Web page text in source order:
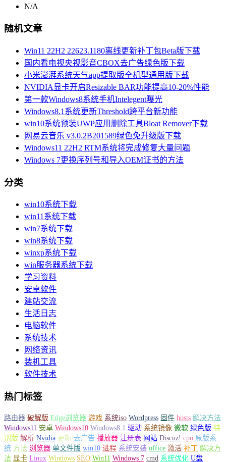
N/A
随机文章
Win11 22H2 22623.1180离线更新补丁包Beta版下载
国内看电视央视影音CBOX去广告绿色版下载
小米澎湃系统天气app提取版全机型通用版下载
NVIDIA显卡开启Resizable BAR功能提高10-20%性能
第一款Windows8系统手机Intelegent曝光
Windows8.1系统更新Threshold跨平台新功能
win10系统预装UWP应用删除工具Bloat Remover下载
网易云音乐 v3.0.2B201589绿色免升级版下载
Windows11 22H2 RTM系统将完成修复大量问题
Windows 7更换序列号和导入OEM证书的方法
分类
win10系统下载
win11系统下载
win7系统下载
win8系统下载
winxp系统下载
win服务器系统下载
学习资料
安卓软件
建站交流
生活日志
电脑软件
系统技术
网络资讯
装机工具
软件技术
热门标签
路由器 破解版 Edge浏览器 游戏 系统iso Wordpress 固件 hosts 解决方法
Windows11 安卓 Windows10 Windows8.1 驱动 系统镜像 微软 绿色版 特
别版 解析 Nvidia 更新 去广告 播放器 注册表 网站 Discuz! cpu 原版系
统 方法 浏览器 单文件版 win10 进程 系统安装 office 激活 补丁 解决方
法 显卡 Linux Windows SEO Win11 Windows 7 cmd 系统优化 U盘